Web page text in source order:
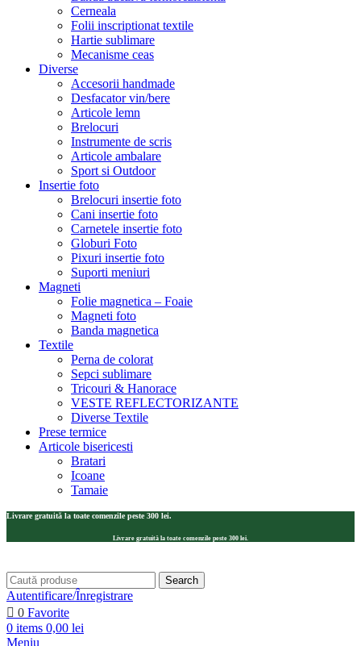
Cerneala
Folii inscriptionat textile
Hartie sublimare
Mecanisme ceas
Diverse
Accesorii handmade
Desfacator vin/bere
Articole lemn
Brelocuri
Instrumente de scris
Articole ambalare
Sport si Outdoor
Insertie foto
Brelocuri insertie foto
Cani insertie foto
Carnetele insertie foto
Globuri Foto
Pixuri insertie foto
Suporti meniuri
Magneti
Folie magnetica – Foaie
Magneti foto
Banda magnetica
Textile
Perna de colorat
Sepci sublimare
Tricouri & Hanorace
VESTE REFLECTORIZANTE
Diverse Textile
Prese termice
Articole bisericesti
Bratari
Icoane
Tamaie
Livrare gratuită la toate comenzile peste 300 lei.
Livrare gratuită la toate comenzile peste 300 lei.
Search
Autentificare/Înregistrare
0 Favorite
0 items 0,00 lei
Meniu